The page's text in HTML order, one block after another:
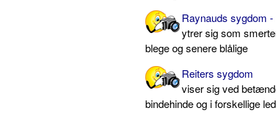
Raynauds sygdom
ytrer sig som
blege og senere blålige
Reiters sygdom
viser sig ved
bindehinde og i forskellige led